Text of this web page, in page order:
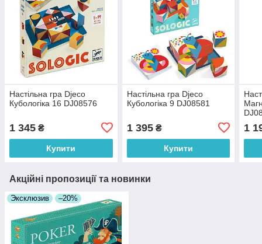
Настільна гра Djeco
Кубологіка 16 DJ08576
1 345 ₴
Купити
Настільна гра Djeco
Кубологіка 9 DJ08581
1 395₴
Купити
1
Акційні пропозиції та новинки
Эксклюзив –20%